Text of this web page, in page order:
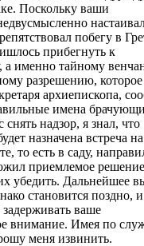
Поскольку ваши
побегу в
прибегнуть к
а именно тайному
разрешению,
архиепископа,
имена
надзор, я знал, что
назначена встреча на
то есть в саду,
приемлемое
убедить. Дальнейшее
становится поздно,
ваше
внимание. Имея по
меня извинить.